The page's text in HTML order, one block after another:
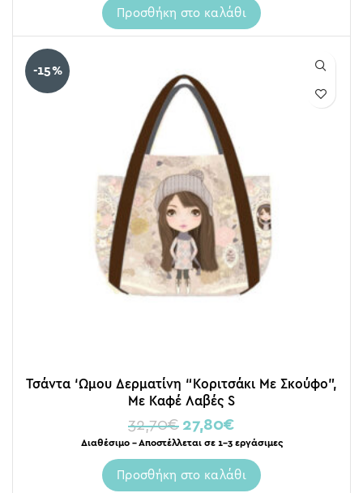
Προσθήκη στο καλάθι
-15%
Τσάντα ‘Ωμου Δερματίνη “Κοριτσάκι Με Σκούφο”,
Με Καφέ Λαβές S
32,70€ 27,80€
Διαθέσιμο – Αποστέλλεται σε 1-3 εργάσιμες
Προσθήκη στο καλάθι